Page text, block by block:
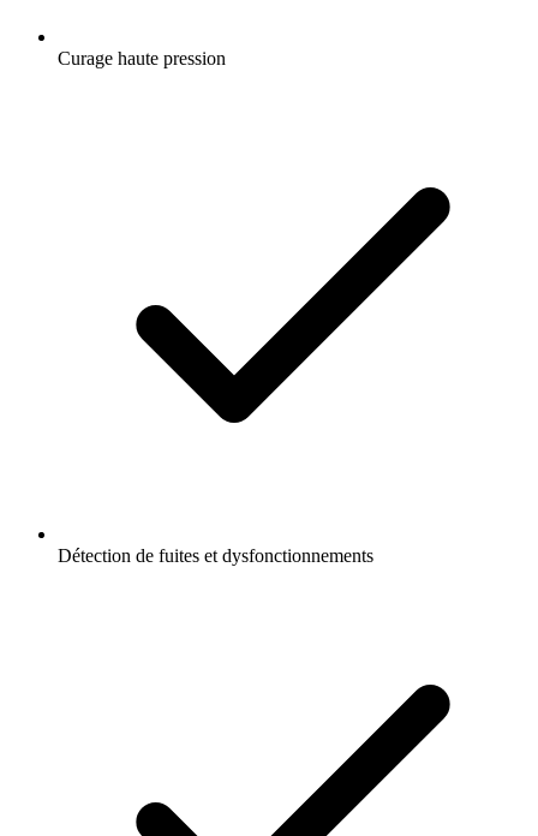
Curage haute pression
Détection de fuites et dysfonctionnements